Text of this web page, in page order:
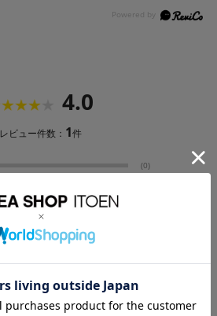
4.0
レビュー件数： 1件
(0)
表示：新しい順